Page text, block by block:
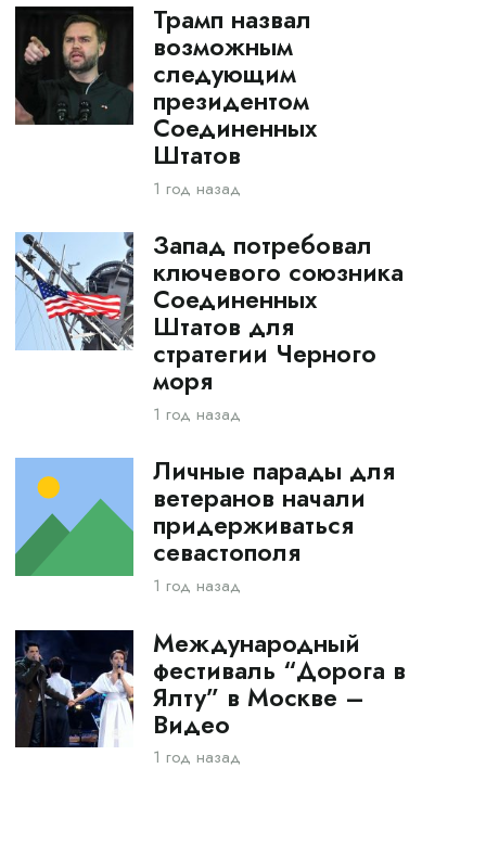
Трамп назвал
возможным
следующим
президентом
Соединенных
Штатов
1 год назад
Запад потребовал
ключевого союзника
Соединенных
Штатов для
стратегии Черного
моря
1 год назад
Личные парады для
ветеранов начали
придерживаться
севастополя
1 год назад
Международный
фестиваль “Дорога в
Ялту” в Москве –
Видео
1 год назад